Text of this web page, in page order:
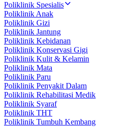
Poliklinik Spesialis
Poliklinik Anak
Poliklinik Gizi
Poliklinik Jantung
Poliklinik Kebidanan
Poliklinik Konservasi Gigi
Poliklinik Kulit & Kelamin
Poliklinik Mata
Poliklinik Paru
Poliklinik Penyakit Dalam
Poliklinik Rehabilitasi Medik
Poliklinik Syaraf
Poliklinik THT
Poliklinik Tumbuh Kembang